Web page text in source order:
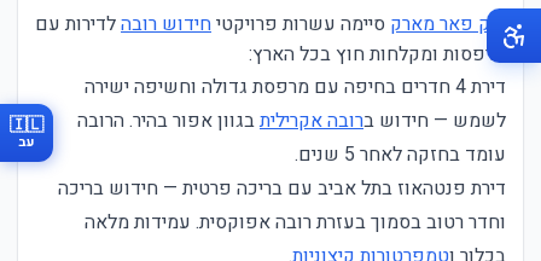
מ.ק פאר מארק סיימה עשרות פרויקטיחידוש רובהלדירות עם
מרפסות ומקלחות חוץ בכל הארץ:
דירת 4 חדרים בחיפה עם מרפסת גדולה וחשיפה ישירה
לשמש — חידוש ברובה אקריליתבגוון אפור בהיר. הרובה
עומד בחזקה לאחר 5 שנים.
דירת פנטהאוז בתל אביב עם בריכה פרטית — חידוש בריכה
וחדר רטוב בסמוך בעזרת רובה אפוקסית. עמידות מלאה
🇮🇱
עב